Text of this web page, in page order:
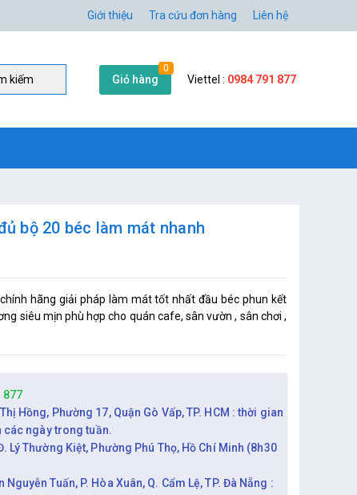
Giới thiệu Tra cứu đơn hàng Liên hệ
kiếm Giỏ hàng
0
Viettel : 0984 791 877
bộ 20 béc làm mát nhanh
hãng giải pháp làm mát tốt nhất đầu béc phun kết
siêu mịn phù hợp cho quán cafe, sân vườn , sân chơi ,
877
Hồng, Phường 17, Quận Gò Vấp, TP. HCM : thời gian
các ngày trong tuần.
Lý Thường Kiệt, Phường Phú Thọ, Hồ Chí Minh (8h30
Tuấn, P. Hòa Xuân, Q. Cẩm Lệ, TP. Đà Nẵng :